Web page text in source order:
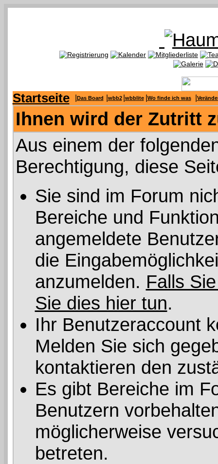
Startseite Das Board wbb2 wbblite Wo finde ich was
Ihnen wird der Zutritt
Aus einem der
Berechtigung, diese
Sie sind im Forum
Bereiche und
angemeldete
die
anzumelden. Falls
Sie dies hier tun.
Ihr Benutzeraccount
Melden Sie sich
kontaktieren den
Es gibt Bereiche im
Benutzern
möglicherweise
betreten.